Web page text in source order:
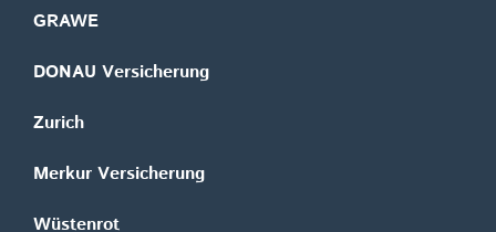
GRAWE
DONAU Versicherung
Zurich
Merkur Versicherung
Wüstenrot